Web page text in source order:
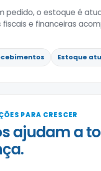
pedido, o estoque é
e financeiras
Estoque
PARA CRESCER
ajudam a